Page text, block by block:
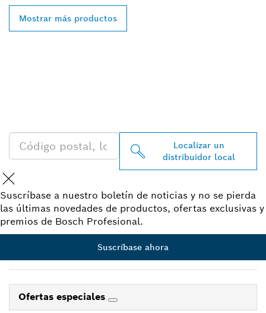
Mostrar más productos
Localizar un
distribuidor local
Suscríbase a nuestro boletín de noticias y no se pierda
las últimas novedades de productos, ofertas exclusivas y
premios de Bosch Profesional.
Suscríbase ahora
Ofertas especiales